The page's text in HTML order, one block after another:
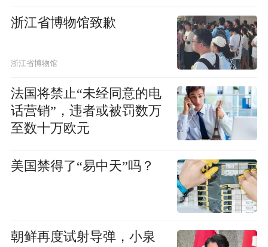
浙江省博物馆致歉
浙江省博物馆
法国将禁止“未经同意的电
话营销”，违者或被罚数万
至数十万欧元
美国禁得了“易中天”吗？
朝鲜再度试射导弹，小泉